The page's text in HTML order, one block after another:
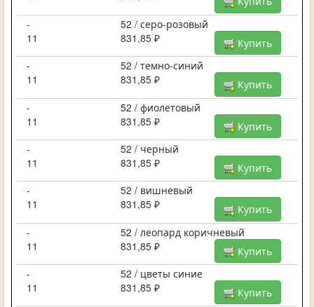
-
52 / серо-розовый
11
831,85 ₽
Купить
-
52 / темно-синий
11
831,85 ₽
Купить
-
52 / фиолетовый
11
831,85 ₽
Купить
-
52 / черный
11
831,85 ₽
Купить
-
52 / вишневый
11
831,85 ₽
Купить
-
52 / леопард коричневый
11
831,85 ₽
Купить
-
52 / цветы синие
11
831,85 ₽
Купить